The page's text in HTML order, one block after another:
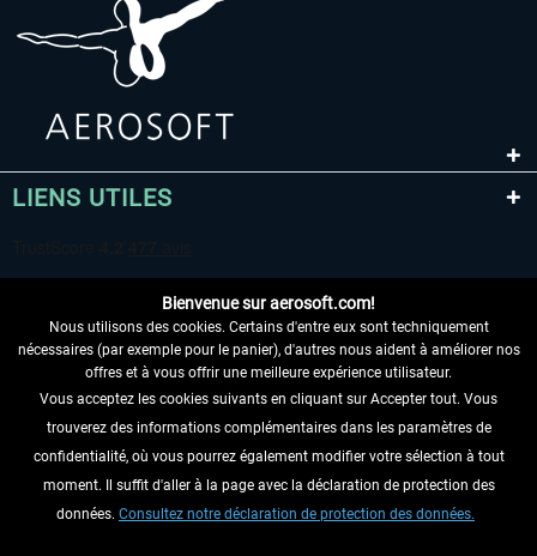
LIENS UTILES
RENONCER AU CONTRAT ICI
INFORMATIONS
NE MANQUEZ PAS LES DERNIÈRES
Bienvenue sur aerosoft.com!
Nous utilisons des cookies. Certains d'entre eux sont techniquement
nécessaires (par exemple pour le panier), d'autres nous aident à améliorer nos
offres et à vous offrir une meilleure expérience utilisateur.
Vous acceptez les cookies suivants en cliquant sur Accepter tout. Vous
trouverez des informations complémentaires dans les paramètres de
confidentialité, où vous pourrez également modifier votre sélection à tout
moment. Il suffit d'aller à la page avec la déclaration de protection des
données. Consultez notre déclaration de protection des données.